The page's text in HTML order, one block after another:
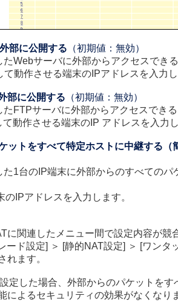
部に公開する （初期値：無効）
たWebサーバに外部からアクセスでき
て動作させる端末のIPアドレスを入力
部に公開する （初期値：無効）
たFTPサーバに外部からアクセスでき
て動作させる端末のIP アドレスを入力
ットをすべて特定ホストに中継する（
た1台のIP端末に外部からのすべてのパ
のIPアドレスを入力します。
に関連したメニュー間で設定内容が競
ード設定] ＞ [静的NAT設定] ＞ [ワンタ
れます。
定した場合、外部からのパケットをす
によるセキュリティの効果がなくなり